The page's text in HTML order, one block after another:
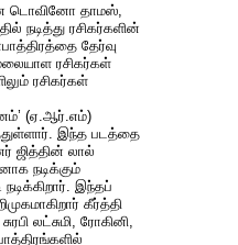
டொவினோ தாமஸ்,
நடித்து ரசிகர்களின்
தேர்வு
ரசிகர்கள்
ரசிகர்கள்
(ஏ.ஆர்.எம்)
இந்த படத்தை
ஜித்தின் லால்
நடிக்கும்
இந்தப்
கீர்த்தி
லட்சுமி, ரோகினி,